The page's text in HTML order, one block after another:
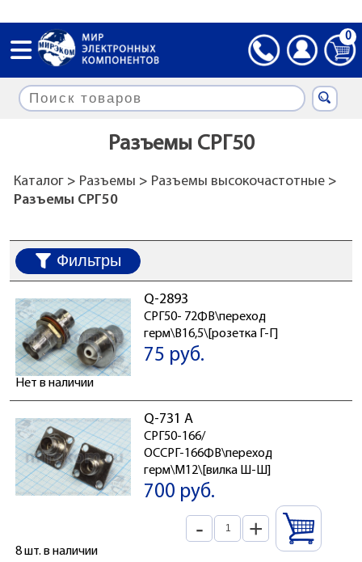
0
Разъемы СРГ50
Каталог> Разъемы > Разъемы высокочастотные>
Разъемы СРГ50
Фильтры
Q-2893
СРГ50- 72ФВ\переход
герм\B16,5\[розетка Г-Г]
75 руб.
Нет в наличии
Q-731 А
СРГ50-166/
ОССРГ-166ФВ\переход
герм\М12\[вилка Ш-Ш]
700 руб.
- +
8 шт. в наличии